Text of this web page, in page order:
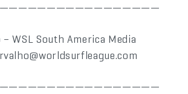
WSL South America Media